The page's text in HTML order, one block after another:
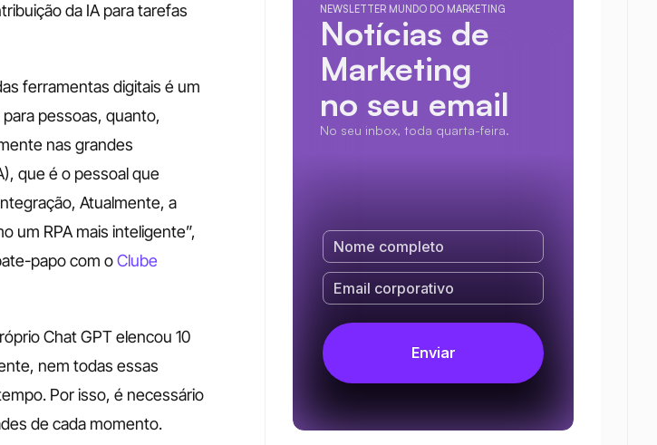
da IA para tarefas
ferramentas digitais é um
pessoas, quanto,
nas grandes
que é o pessoal que
Atualmente, a
um RPA mais inteligente”,
papo com o Clube
Chat GPT elencou 10
nem todas essas
Por isso, é necessário
de cada momento.
NEWSLETTER MUNDO DO MARKETING
Notícias de
Marketing
no seu email
No seu inbox, toda quarta-feira.